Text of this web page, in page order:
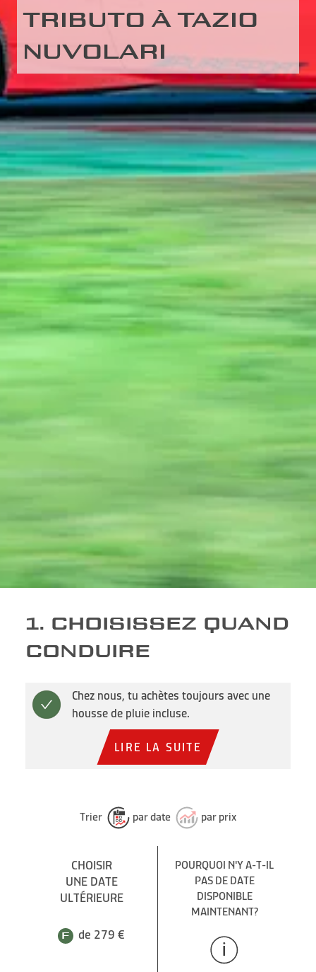
TRIBUTO À TAZIO
NUVOLARI
1. CHOISISSEZ QUAND
CONDUIRE
Chez nous, tu achètes toujours avec une
housse de pluie incluse.
LIRE LA SUITE
Trier par date par prix
CHOISIR
UNE DATE
ULTÉRIEURE
de 279 €
POURQUOI N'Y A-T-IL
PAS DE DATE
DISPONIBLE
MAINTENANT?